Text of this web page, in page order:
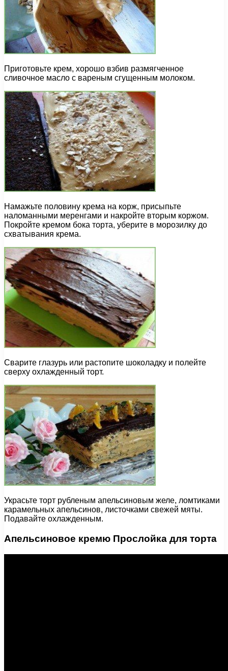
Приготовьте крем, хорошо взбив размягченное
сливочное масло с вареным сгущенным молоком.
Намажьте половину крема на корж, присыпьте
наломанными меренгами и накройте вторым коржом.
Покройте кремом бока торта, уберите в морозилку до
схватывания крема.
Сварите глазурь или растопите шоколадку и полейте
сверху охлажденный торт.
Украсьте торт рубленым апельсиновым желе, ломтиками
карамельных апельсинов, листочками свежей мяты.
Подавайте охлажденным.
Апельсиновое кремю Прослойка для торта